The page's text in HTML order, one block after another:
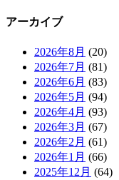
アーカイブ
2026年8月 (20)
2026年7月 (81)
2026年6月 (83)
2026年5月 (94)
2026年4月 (93)
2026年3月 (67)
2026年2月 (61)
2026年1月 (66)
2025年12月 (64)